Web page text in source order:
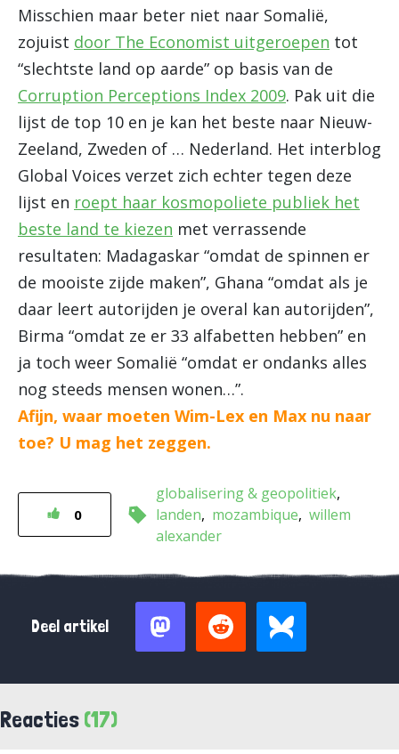
Misschien maar beter niet naar Somalië,
zojuist door The Economist uitgeroepen tot
“slechtste land op aarde” op basis van de
Corruption Perceptions Index 2009. Pak uit die
lijst de top 10 en je kan het beste naar Nieuw-
Zeeland, Zweden of … Nederland. Het interblog
Global Voices verzet zich echter tegen deze
lijst en roept haar kosmopoliete publiek het
beste land te kiezen met verrassende
resultaten: Madagaskar “omdat de spinnen er
de mooiste zijde maken”, Ghana “omdat als je
daar leert autorijden je overal kan autorijden”,
Birma “omdat ze er 33 alfabetten hebben” en
ja toch weer Somalië “omdat er ondanks alles
nog steeds mensen wonen…”.
Afijn, waar moeten Wim-Lex en Max nu naar
toe? U mag het zeggen.
0
globalisering & geopolitiek
landen
mozambique willem
alexander
Deel artikel
Reacties (17)